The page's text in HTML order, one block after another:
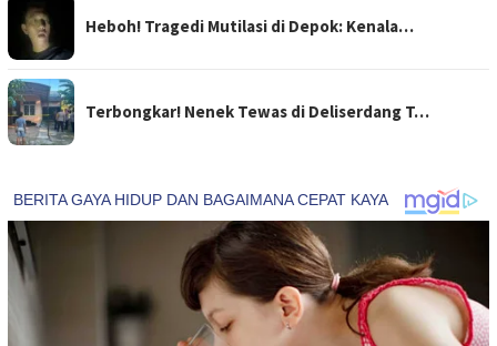
Heboh! Tragedi Mutilasi di Depok: Kenala…
Terbongkar! Nenek Tewas di Deliserdang T…